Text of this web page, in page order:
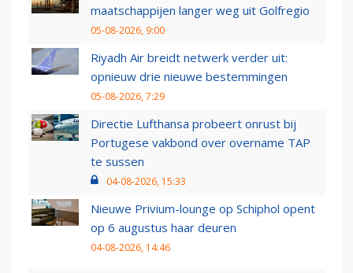
maatschappijen langer weg uit Golfregio
05-08-2026, 9:00
Riyadh Air breidt netwerk verder uit:
opnieuw drie nieuwe bestemmingen
05-08-2026, 7:29
Directie Lufthansa probeert onrust bij
Portugese vakbond over overname TAP
te sussen
04-08-2026, 15:33
Nieuwe Privium-lounge op Schiphol opent
op 6 augustus haar deuren
04-08-2026, 14:46